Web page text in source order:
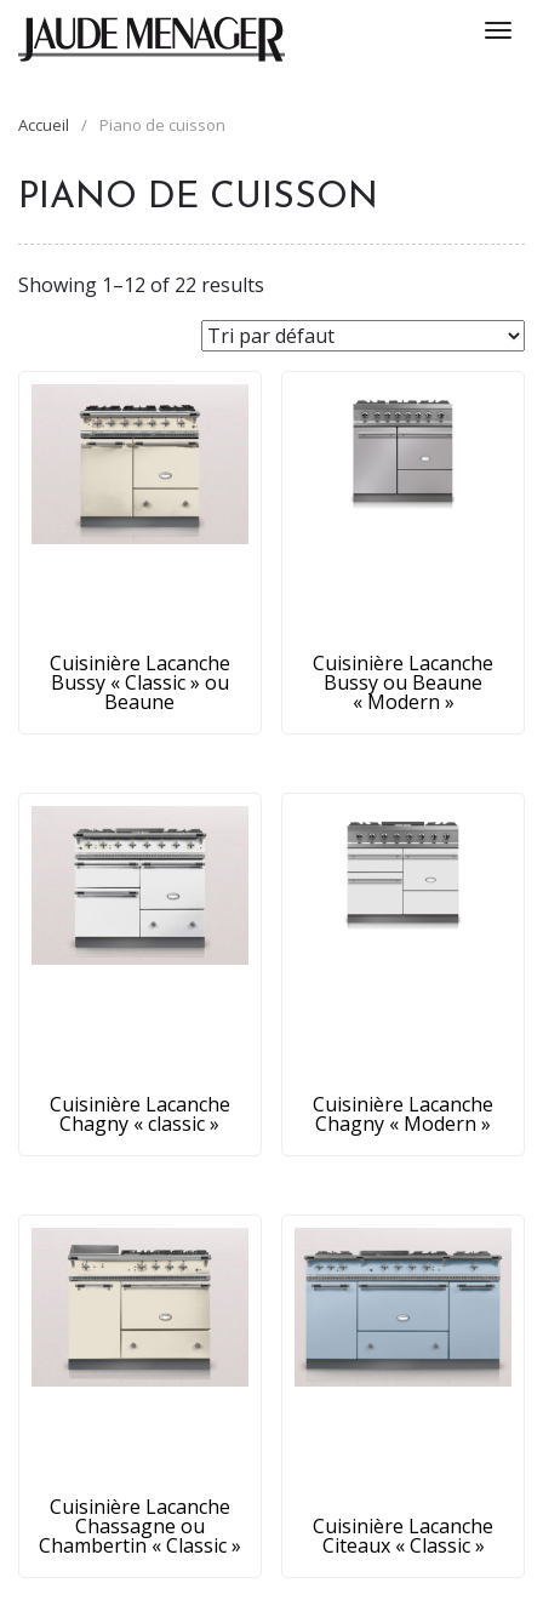
Accueil / Piano de cuisson
PIANO DE CUISSON
Showing 1–12 of 22 results
Cuisinière Lacanche
Bussy « Classic » ou
Beaune
Cuisinière Lacanche
Bussy ou Beaune
« Modern »
Cuisinière Lacanche
Chagny « classic »
Cuisinière Lacanche
Chagny « Modern »
Cuisinière Lacanche
Chassagne ou
Chambertin « Classic »
Cuisinière Lacanche
Citeaux « Classic »